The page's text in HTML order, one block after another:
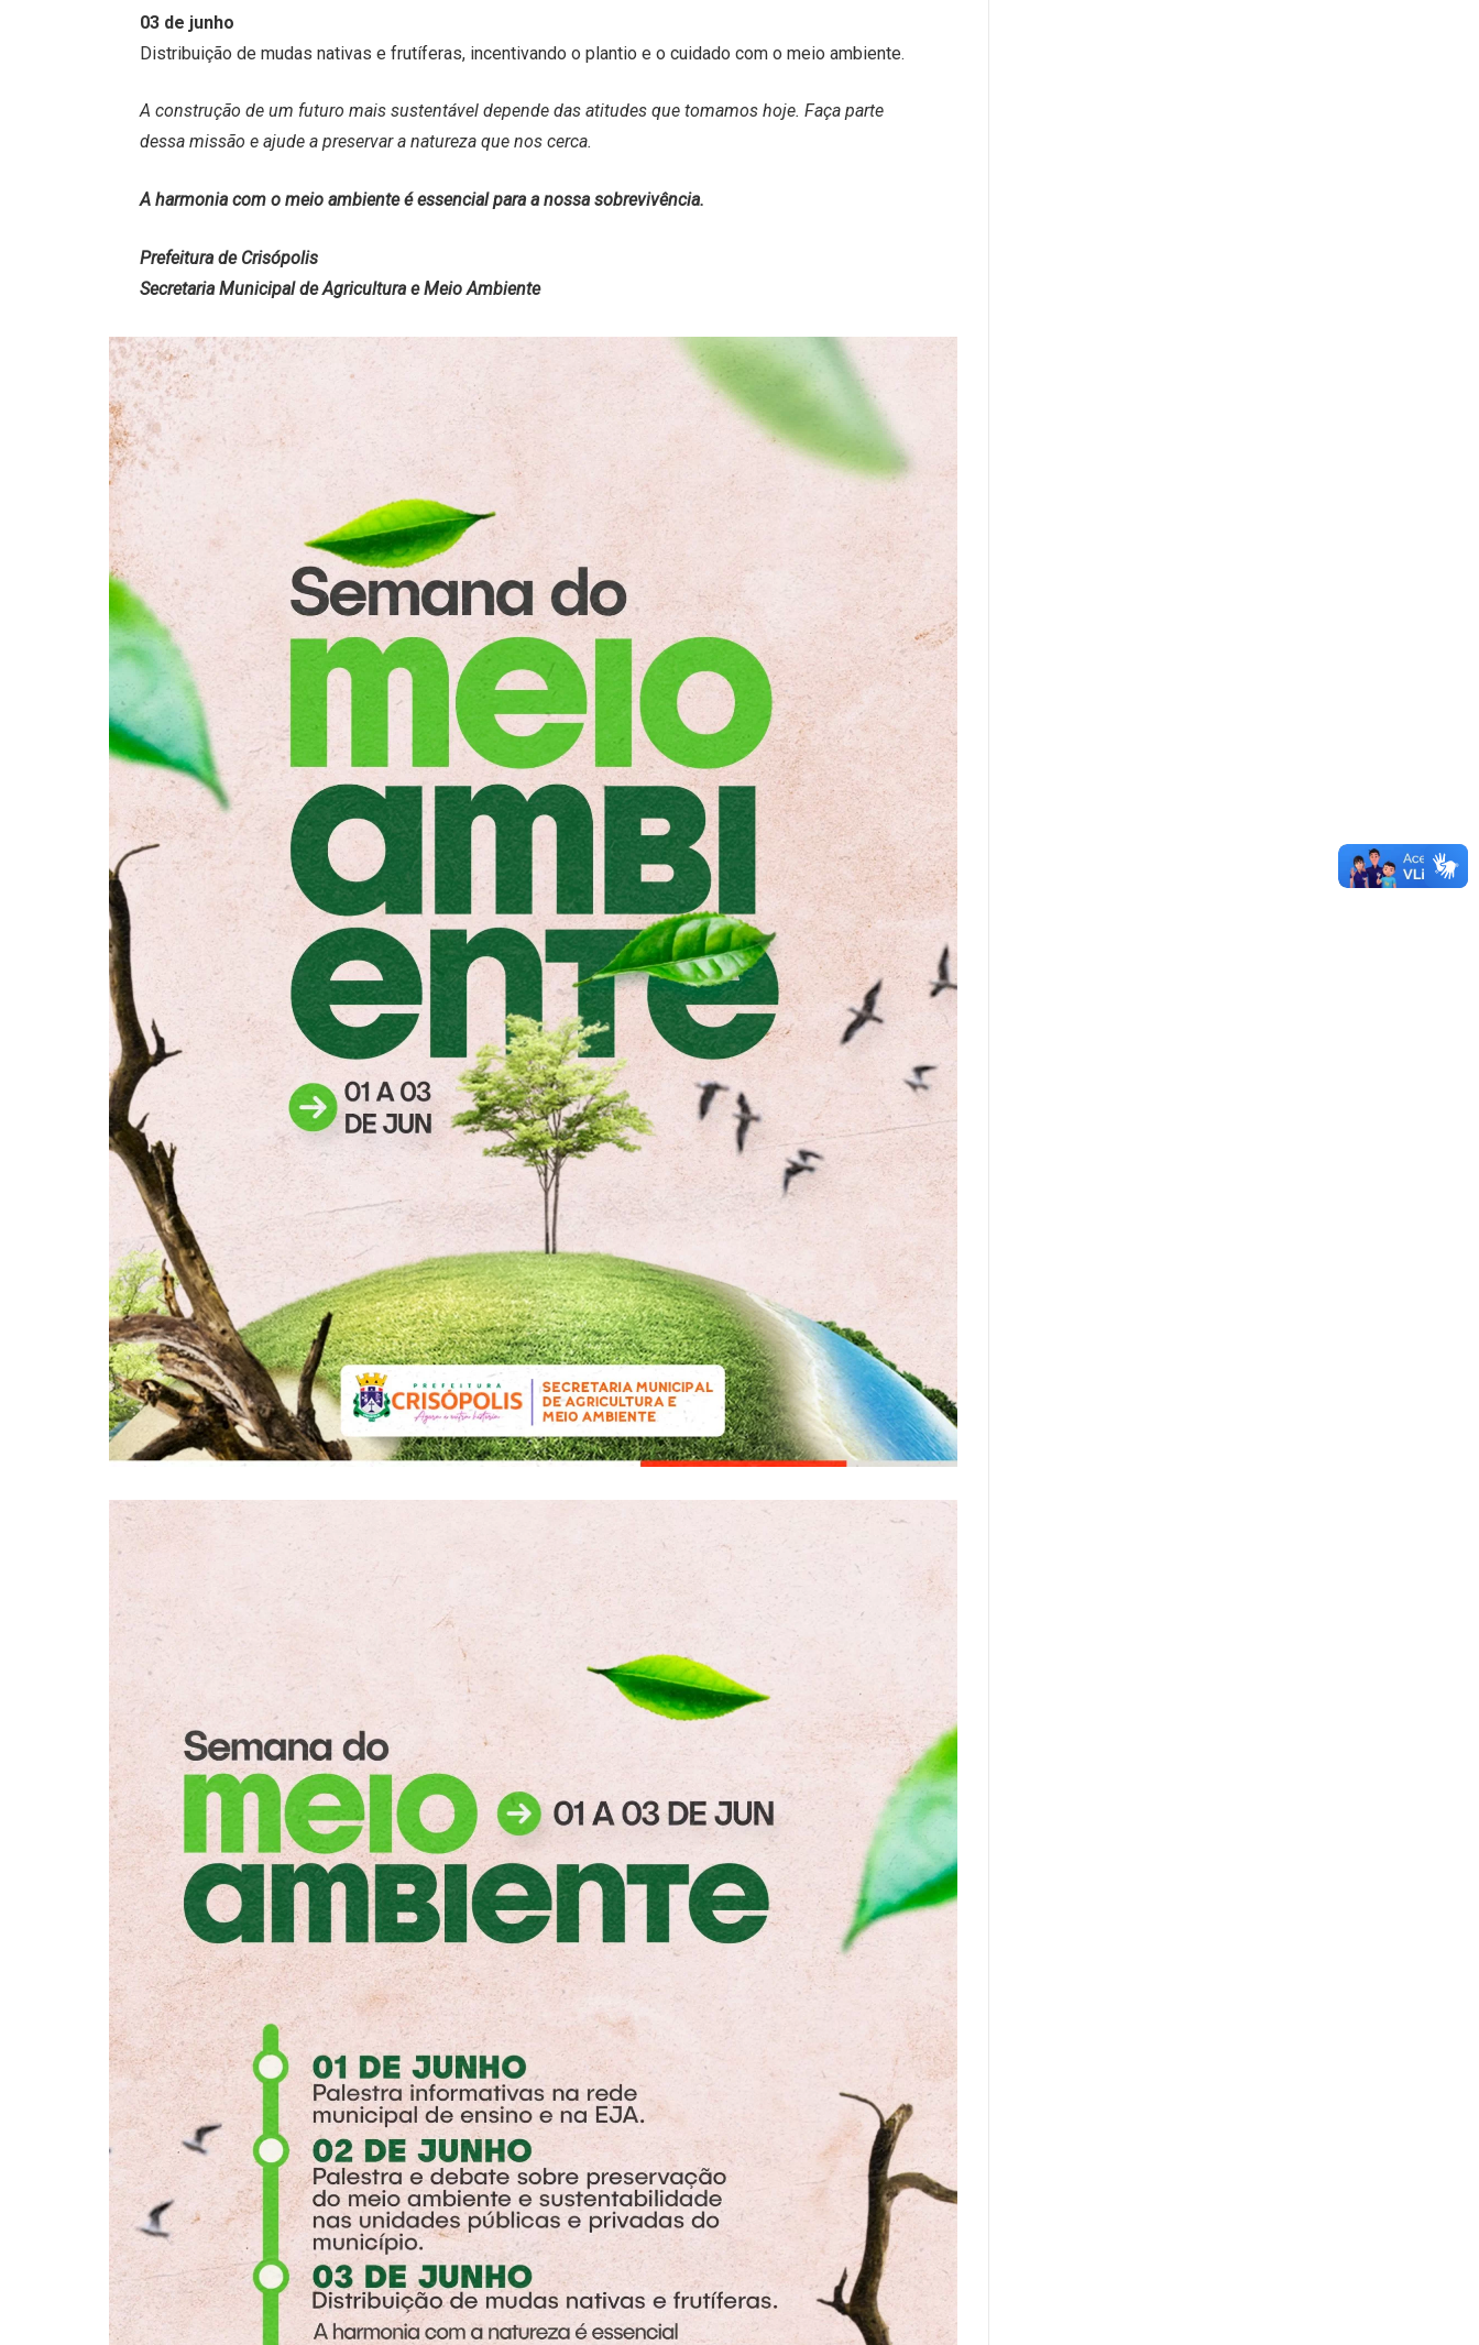
03 de junho
Distribuição de mudas nativas e frutíferas, incentivando o plantio e o cuidado com o meio ambiente.
A construção de um futuro mais sustentável depende das atitudes que tomamos hoje. Faça parte
dessa missão e ajude a preservar a natureza que nos cerca.
A harmonia com o meio ambiente é essencial para a nossa sobrevivência.
Prefeitura de Crisópolis
Secretaria Municipal de Agricultura e Meio Ambiente